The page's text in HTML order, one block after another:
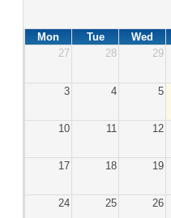
Mon Tue Wed
27
28 29
3 4 5
10 11 12
17 18 19
24 25 26